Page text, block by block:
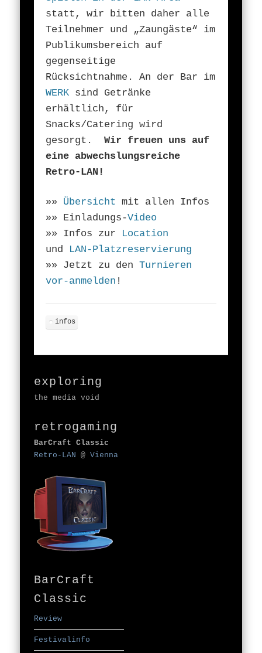
statt, wir bitten daher alle
Teilnehmer und „Zaungäste“ im
Publikumsbereich auf
gegenseitige
Rücksichtnahme.
An der Bar im
WERK sind Getränke
erhältlich, für
Snacks/Catering wird
gesorgt.Wir freuen uns auf
eine abwechslungsreiche
Retro-LAN!
»» Übersicht mit allen Infos
»» Einladungs-Video
»» Infos zur Location
und LAN-Platzreservierung
»» Jetzt zu denTurnieren
vor-anmelden !
infos
exploring
the media void
retrogaming
BarCraft Classic
Retro-LAN @Vienna
BarCraft
Classic
Review
Festivalinfo